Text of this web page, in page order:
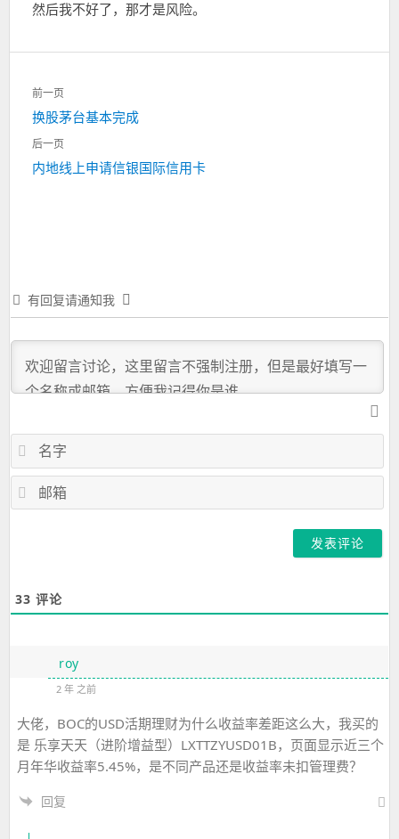
然后我不好了，那才是风险。
文
章
导
航
前一页
上
一
换股茅台基本完成
后一页
下
内地线上申请信银国际信用卡
有回复请通知我
33 评论
roy
2 年 之前
大佬，BOC的USD活期理财为什么收益率差距这么大，我买的
是 乐享天天（进阶增益型）LXTTZYUSD01B，页面显示近三个
月年华收益率5.45%，是不同产品还是收益率未扣管理费？
回复